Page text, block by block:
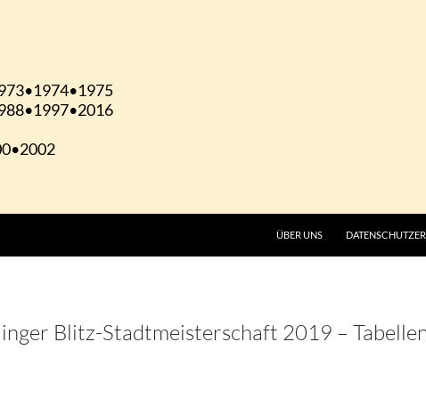
ÜBER UNS
Blitz-Stadtmeisterschaft 2019 –